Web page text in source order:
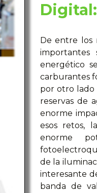
Digital:
De entre los
energético
carburantes
por otro lado
reservas de
enorme
esos retos,
enorme
de la
interesante
banda de